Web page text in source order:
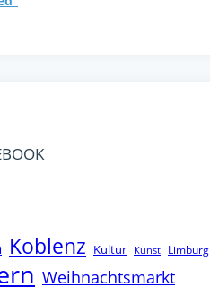
Koblenz Kultur Kunst Limburg
Weihnachtsmarkt